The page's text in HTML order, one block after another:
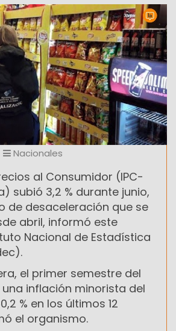
Nacionales
al Consumidor (IPC-
subió 3,2 % durante junio,
de desaceleración que se
abril, informó este
Nacional de Estadística
el primer semestre del
inflación minorista del
% en los últimos 12
el organismo.